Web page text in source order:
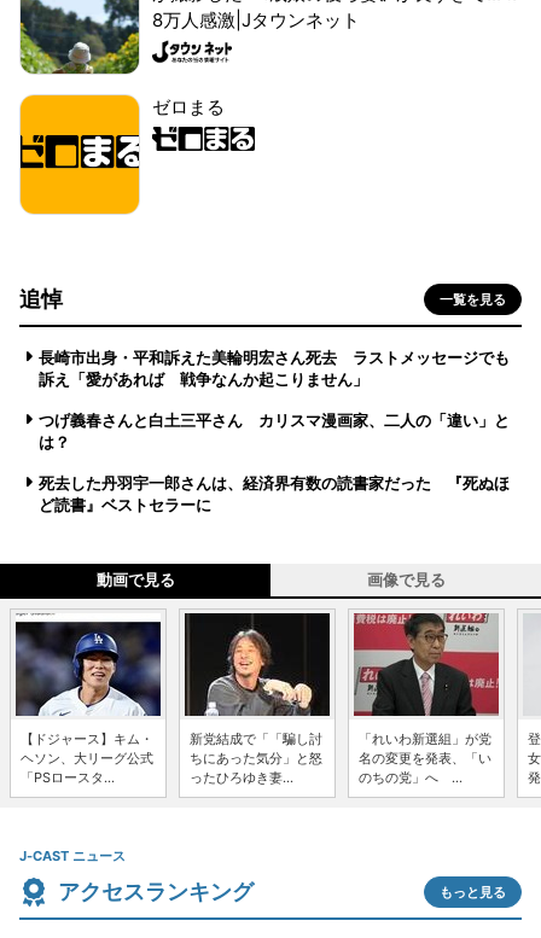
8万人感激|Jタウンネット
ゼロまる
追悼 一覧を見る
長崎市出身・平和訴えた美輪明宏さん死去 ラストメッセージでも
訴え「愛があれば 戦争なんか起こりません」
つげ義春さんと白土三平さん カリスマ漫画家、二人の「違い」と
は？
死去した丹羽宇一郎さんは、経済界有数の読書家だった 『死ぬほ
ど読書』ベストセラーに
動画で見る 画像で見る
【ドジャース】キム・
ヘソン、大リーグ公式
「PSロースタ...
新党結成で「「騙し討
ちにあった気分」と怒
ったひろゆき妻...
「れいわ新選組」が党
名の変更を発表、「い
のちの党」へ ...
J-CAST ニュース
アクセスランキング もっと見る